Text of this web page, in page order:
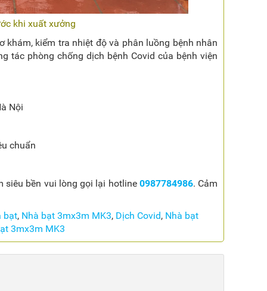
khi xuất xưởng
kiểm tra nhiệt độ và phân luồng bệnh nhân
tác phòng chống dịch bệnh Covid của bệnh viện
Nội
chuẩn
siêu bền vui lòng gọi lại hotline 0987784986. Cảm
bạt, Nhà bạt 3mx3m MK3, Dịch Covid, Nhà bạt
3mx3m MK3